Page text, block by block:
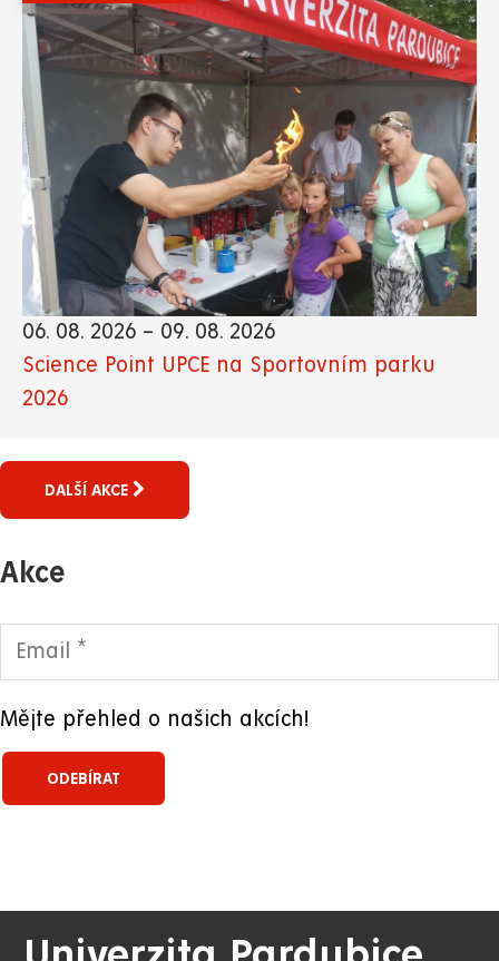
06. 08. 2026 – 09. 08. 2026
Science Point UPCE na Sportovním parku
2026
DALŠÍ AKCE
Akce
Mějte přehled o našich akcích!